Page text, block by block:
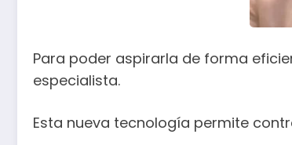
Para poder aspirarla de forma
especialista.
Esta nueva tecnología permite